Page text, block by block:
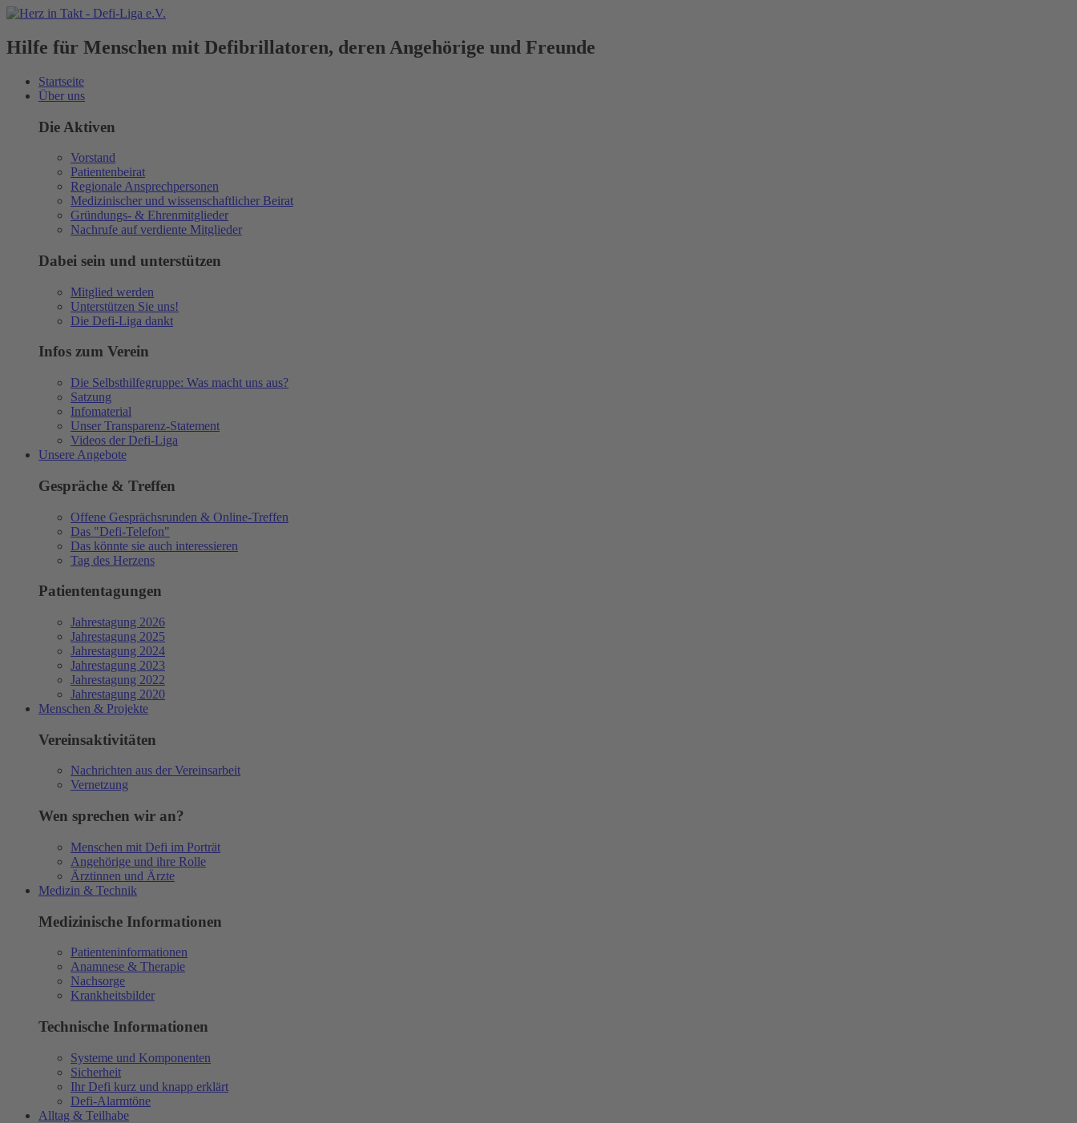
Hilfe für Menschen mit Defibrillatoren, deren Angehörige und Freunde
Startseite
Über uns
Die Aktiven
Vorstand
Patientenbeirat
Regionale Ansprechpersonen
Medizinischer und wissenschaftlicher Beirat
Gründungs- & Ehrenmitglieder
Nachrufe auf verdiente Mitglieder
Dabei sein und unterstützen
Mitglied werden
Unterstützen Sie uns!
Die Defi-Liga dankt
Infos zum Verein
Die Selbsthilfegruppe: Was macht uns aus?
Satzung
Infomaterial
Unser Transparenz-Statement
Videos der Defi-Liga
Unsere Angebote
Gespräche & Treffen
Offene Gesprächsrunden & Online-Treffen
Das "Defi-Telefon"
Das könnte sie auch interessieren
Tag des Herzens
Patiententagungen
Jahrestagung 2026
Jahrestagung 2025
Jahrestagung 2024
Jahrestagung 2023
Jahrestagung 2022
Jahrestagung 2020
Menschen & Projekte
Vereinsaktivitäten
Nachrichten aus der Vereinsarbeit
Vernetzung
Wen sprechen wir an?
Menschen mit Defi im Porträt
Angehörige und ihre Rolle
Ärztinnen und Ärzte
Medizin & Technik
Medizinische Informationen
Patienteninformationen
Anamnese & Therapie
Nachsorge
Krankheitsbilder
Technische Informationen
Systeme und Komponenten
Sicherheit
Ihr Defi kurz und knapp erklärt
Defi-Alarmtöne
Alltag & Teilhabe